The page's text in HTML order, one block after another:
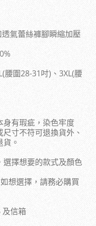
透氣蕾絲褲腳瞬縮加壓
腰圍28-31吋)、3XL(腰
有瑕疵，染色牢度
寸不符可退換貨外、
。
擇想要的款式及顏色
想選擇，請務必購買
及信箱